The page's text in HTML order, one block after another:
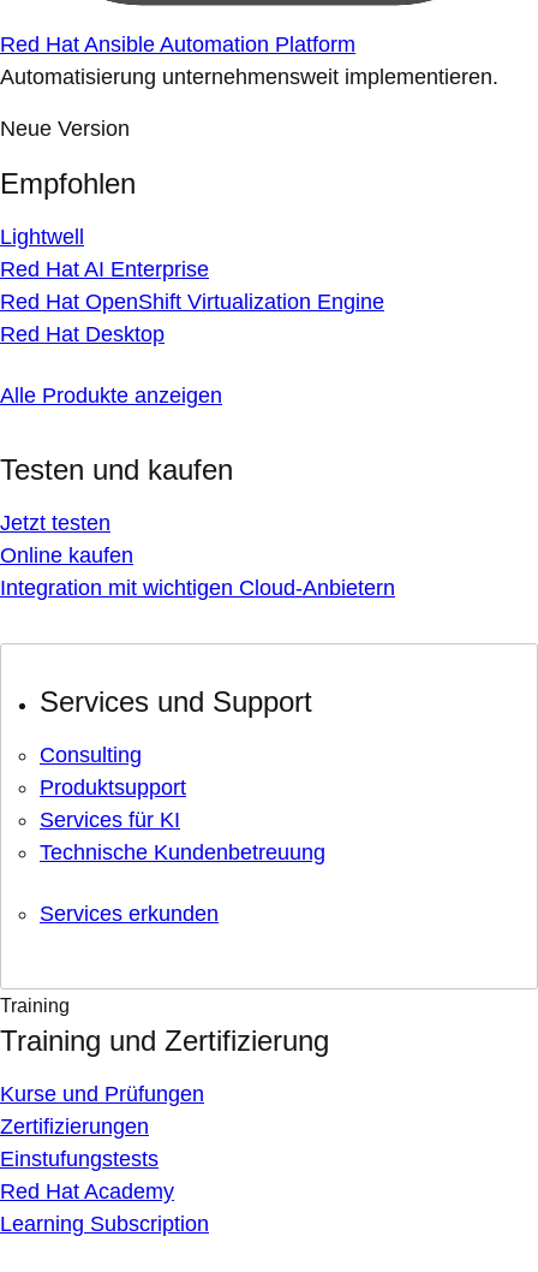
Red Hat Ansible Automation Platform
Automatisierung unternehmensweit implementieren.
Neue Version
Empfohlen
Lightwell
Red Hat AI Enterprise
Red Hat OpenShift Virtualization Engine
Red Hat Desktop
Alle Produkte anzeigen
Testen und kaufen
Jetzt testen
Online kaufen
Integration mit wichtigen Cloud-Anbietern
Services und Support
Consulting
Produktsupport
Services für KI
Technische Kundenbetreuung
Services erkunden
Training
Training und Zertifizierung
Kurse und Prüfungen
Zertifizierungen
Einstufungstests
Red Hat Academy
Learning Subscription